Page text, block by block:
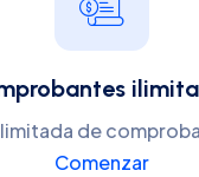
de
Comenzar